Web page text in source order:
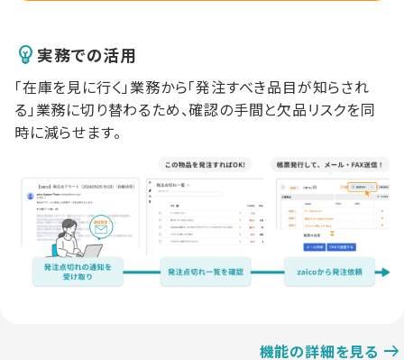
実務での活用
「在庫を見に行く」業務から「発注すべき品目が知らされ
る」業務に切り替わるため、確認の手間と欠品リスクを同
時に減らせます。
機能の詳細を見る